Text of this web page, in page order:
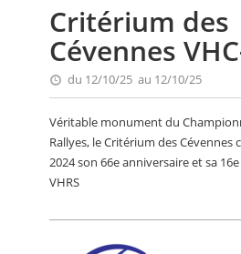
RALLYE
MONTAGNE
EVÈNEMENTS
CALENDRIER
FOCUS
Critérium des
Cévennes
du 12/10/25 au 12/10/25
Véritable monument du
Rallyes, le Critérium des Cévennes
2024 son 66e anniversaire et sa
VHRS